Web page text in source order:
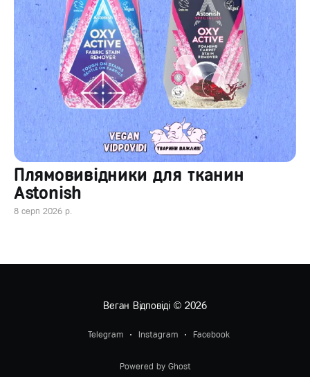
Плямовивідники для тканин
Astonish
8 серп 2026 р.
Веган Відповіді© 2026
Telegram Instagram Facebook
Powered by Ghost